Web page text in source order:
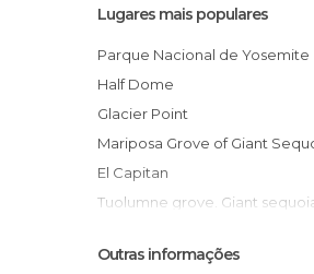
Lugares mais populares
Parque Nacional de Yosemite
Half Dome
Glacier Point
Mariposa Grove of Giant
El Capitan
Tuolumne grove. Giant
Tenaya Lake
Outras informações